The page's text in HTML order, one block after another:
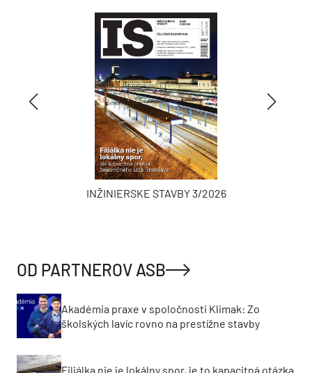
INŽINIERSKE STAVBY 3/2026
OD PARTNEROV ASB
Akadémia praxe v spoločnosti Klimak: Zo
školských lavíc rovno na prestížne stavby
Filiálka nie je lokálny spor, je to kapacitná otázka